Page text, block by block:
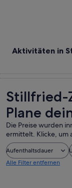
Aktivitäten in
Stillfried-
Plane
Die Preise wurden
ermittelt. Klicke, um
Aufenthaltsdauer
Alle Filter entfernen